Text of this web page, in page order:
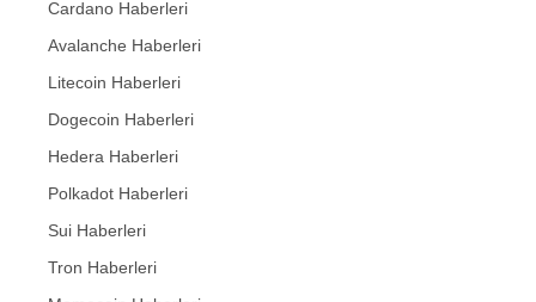
Cardano Haberleri
Avalanche Haberleri
Litecoin Haberleri
Dogecoin Haberleri
Hedera Haberleri
Polkadot Haberleri
Sui Haberleri
Tron Haberleri